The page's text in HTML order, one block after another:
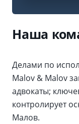
Наша
Делами по
Malov & Malov
адвокаты;
контролирует
Малов.